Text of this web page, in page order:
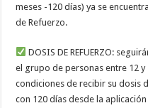
meses -120 días) ya se
de Refuerzo.
DOSIS DE REFUERZO:
el grupo de personas entre 12 y
condiciones de recibir su dosis
con 120 días desde la